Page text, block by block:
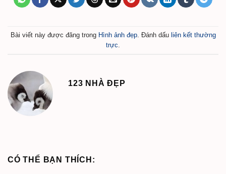
Bài viết này được đăng trong Hình ảnh đẹp. Đánh dấu liên kết thường
trực
123 NHÀ ĐẸP
CÓ THỂ BẠN THÍCH: